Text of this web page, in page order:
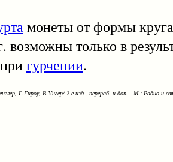
монеты от формы
возможны только в
гурчении.
Г.Гироу, В.Унгер/ 2-е изд., перераб. и доп. - М.: Радио и